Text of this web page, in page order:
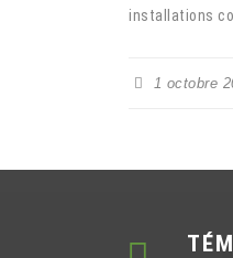
installations
1 octobre